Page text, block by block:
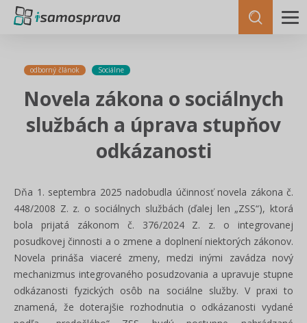
odborný článok Sociálne
Novela zákona o sociálnych
službách a úprava stupňov
odkázanosti
Dňa 1. septembra 2025 nadobudla účinnosť novela zákona č.
448/2008 Z. z. o sociálnych službách (ďalej len „ZSS“), ktorá
bola prijatá zákonom č. 376/2024 Z. z. o integrovanej
posudkovej činnosti a o zmene a doplnení niektorých zákonov.
Novela prináša viaceré zmeny, medzi inými zavádza nový
mechanizmus integrovaného posudzovania a upravuje stupne
odkázanosti fyzických osôb na sociálne služby. V praxi to
znamená, že doterajšie rozhodnutia o odkázanosti vydané